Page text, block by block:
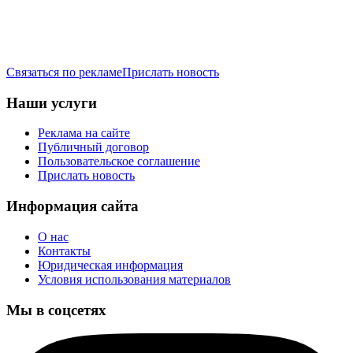
Связаться по рекламеПрислать новость
Наши услуги
Реклама на сайте
Публичный договор
Пользовательское соглашение
Прислать новость
Информация сайта
О нас
Контакты
Юридическая информация
Условия использования материалов
Мы в соцсетях